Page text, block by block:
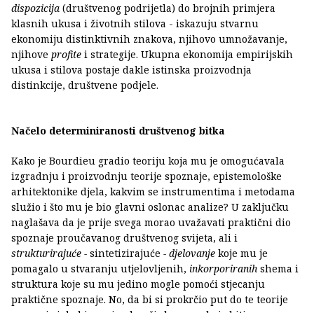
dispozicija (društvenog podrijetla) do brojnih primjera
klasnih ukusa i životnih stilova - iskazuju stvarnu
ekonomiju distinktivnih znakova, njihovo umnožavanje,
njihove profite i strategije. Ukupna ekonomija empirijskih
ukusa i stilova postaje dakle istinska proizvodnja
distinkcije, društvene podjele.
Načelo determiniranosti društvenog bitka
Kako je Bourdieu gradio teoriju koja mu je omogućavala
izgradnju i proizvodnju teorije spoznaje, epistemološke
arhitektonike djela, kakvim se instrumentima i metodama
služio i što mu je bio glavni oslonac analize? U zaključku
naglašava da je prije svega morao uvažavati praktični dio
spoznaje proučavanog društvenog svijeta, ali i
strukturirajuće - sintetizirajuće - djelovanje koje mu je
pomagalo u stvaranju utjelovljenih, inkorporiranih shema i
struktura koje su mu jedino mogle pomoći stjecanju
praktične spoznaje. No, da bi si prokrčio put do te teorije